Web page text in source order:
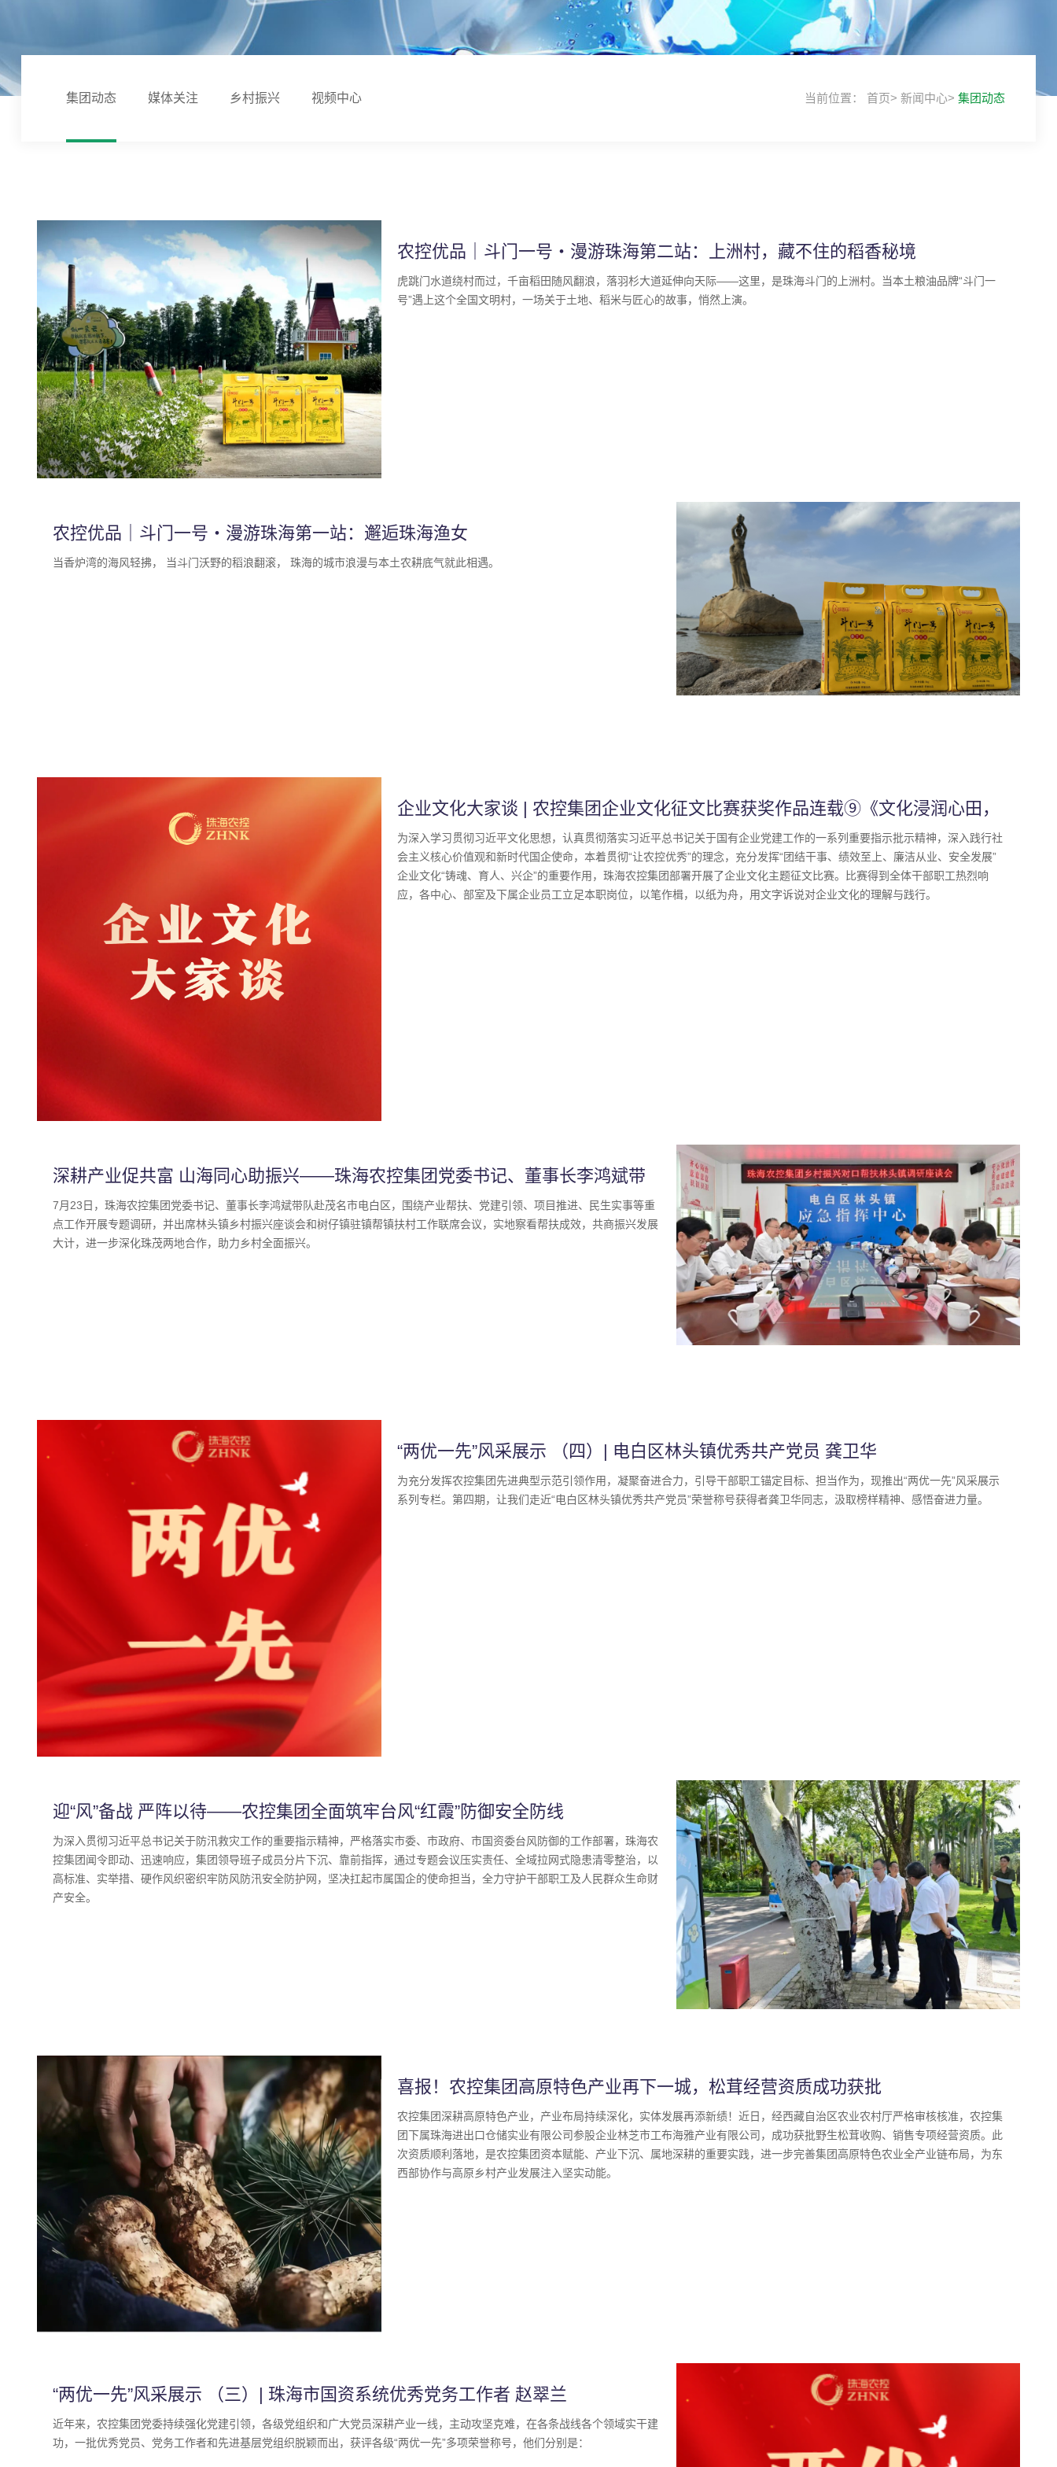
当前位置： 首页>新闻中心>集团动态
集团动态 媒体关注 乡村振兴 视频中心
农控优品｜斗门一号・漫游珠海第二站：上洲村，藏不住的稻香秘境
虎跳门水道绕村而过，千亩稻田随风翻浪，落羽杉大道延伸向天际——这里，是珠海斗门的上洲村。当本土粮油品牌“斗门一
号”遇上这个全国文明村，一场关于土地、稻米与匠心的故事，悄然上演。
农控优品｜斗门一号・漫游珠海第一站：邂逅珠海渔女
当香炉湾的海风轻拂， 当斗门沃野的稻浪翻滚， 珠海的城市浪漫与本土农耕底气就此相遇。
企业文化大家谈 | 农控集团企业文化征文比赛获奖作品连载⑨《文化浸润心田，
奋斗点亮征程》
为深入学习贯彻习近平文化思想，认真贯彻落实习近平总书记关于国有企业党建工作的一系列重要指示批示精神，深入践行社
会主义核心价值观和新时代国企使命，本着贯彻“让农控优秀”的理念，充分发挥“团结干事、绩效至上、廉洁从业、安全发展”
企业文化“铸魂、育人、兴企”的重要作用，珠海农控集团部署开展了企业文化主题征文比赛。比赛得到全体干部职工热烈响
应，各中心、部室及下属企业员工立足本职岗位，以笔作楫，以纸为舟，用文字诉说对企业文化的理解与践行。
深耕产业促共富 山海同心助振兴——珠海农控集团党委书记、董事长李鸿斌带
队赴茂名电白调研乡村振兴工作
7月23日，珠海农控集团党委书记、董事长李鸿斌带队赴茂名市电白区，围绕产业帮扶、党建引领、项目推进、民生实事等重
点工作开展专题调研，并出席林头镇乡村振兴座谈会和树仔镇驻镇帮镇扶村工作联席会议，实地察看帮扶成效，共商振兴发展
大计，进一步深化珠茂两地合作，助力乡村全面振兴。
“两优一先”风采展示 （四）| 电白区林头镇优秀共产党员 龚卫华
为充分发挥农控集团先进典型示范引领作用，凝聚奋进合力，引导干部职工锚定目标、担当作为，现推出“两优一先”风采展示
系列专栏。第四期，让我们走近“电白区林头镇优秀共产党员”荣誉称号获得者龚卫华同志，汲取榜样精神、感悟奋进力量。
迎“风”备战 严阵以待——农控集团全面筑牢台风“红霞”防御安全防线
为深入贯彻习近平总书记关于防汛救灾工作的重要指示精神，严格落实市委、市政府、市国资委台风防御的工作部署，珠海农
控集团闻令即动、迅速响应，集团领导班子成员分片下沉、靠前指挥，通过专题会议压实责任、全域拉网式隐患清零整治，以
高标准、实举措、硬作风织密织牢防风防汛安全防护网，坚决扛起市属国企的使命担当，全力守护干部职工及人民群众生命财
产安全。
喜报！农控集团高原特色产业再下一城，松茸经营资质成功获批
农控集团深耕高原特色产业，产业布局持续深化，实体发展再添新绩！近日，经西藏自治区农业农村厅严格审核核准，农控集
团下属珠海进出口仓储实业有限公司参股企业林芝市工布海雅产业有限公司，成功获批野生松茸收购、销售专项经营资质。此
次资质顺利落地，是农控集团资本赋能、产业下沉、属地深耕的重要实践，进一步完善集团高原特色农业全产业链布局，为东
西部协作与高原乡村产业发展注入坚实动能。
“两优一先”风采展示 （三）| 珠海市国资系统优秀党务工作者 赵翠兰
近年来，农控集团党委持续强化党建引领，各级党组织和广大党员深耕产业一线，主动攻坚克难，在各条战线各个领域实干建
功，一批优秀党员、党务工作者和先进基层党组织脱颖而出，获评各级“两优一先”多项荣誉称号，他们分别是：